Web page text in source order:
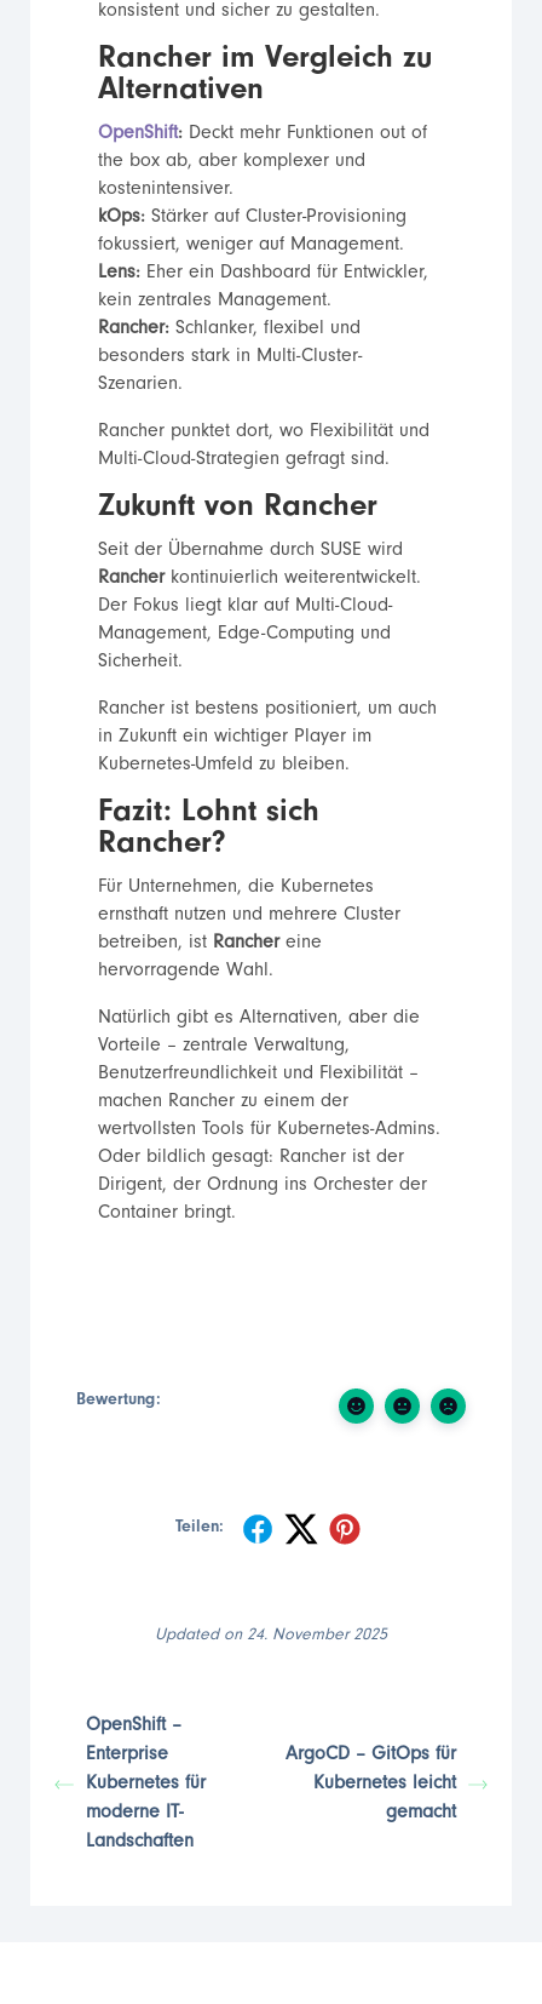
konsistent und sicher zu gestalten.
Rancher im Vergleich zu
Alternativen
OpenShift:Deckt mehr Funktionen out of
the box ab, aber komplexer und
kostenintensiver.
kOps:Stärker auf Cluster-Provisioning
fokussiert, weniger auf Management.
Lens:Eher ein Dashboard für Entwickler,
kein zentrales Management.
Rancher:Schlanker, flexibel und
besonders stark in Multi-Cluster-
Szenarien.
Rancher punktet dort, wo Flexibilität und
Multi-Cloud-Strategien gefragt sind.
Zukunft von Rancher
Seit der Übernahme durch SUSE wird
Rancherkontinuierlich weiterentwickelt.
Der Fokus liegt klar auf Multi-Cloud-
Management, Edge-Computing und
Sicherheit.
Rancher ist bestens positioniert, um auch
in Zukunft ein wichtiger Player im
Kubernetes-Umfeld zu bleiben.
Fazit: Lohnt sich
Rancher?
Für Unternehmen, die Kubernetes
ernsthaft nutzen und mehrere Cluster
betreiben, ist Ranchereine
hervorragende Wahl.
Natürlich gibt es Alternativen, aber die
Vorteile – zentrale Verwaltung,
Benutzerfreundlichkeit und Flexibilität –
machen Rancher zu einem der
wertvollsten Tools für Kubernetes-Admins.
Oder bildlich gesagt: Rancher ist der
Dirigent, der Ordnung ins Orchester der
Container bringt.
Bewertung:
Teilen:
Updated on 24. November 2025
OpenShift –
Enterprise
Kubernetes für
moderne IT-
Landschaften
ArgoCD – GitOps für
Kubernetes leicht
gemacht